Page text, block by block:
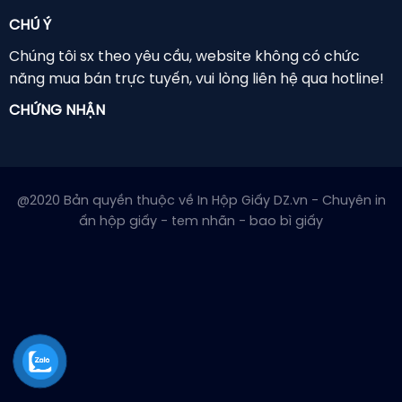
giúp doanh nghiệp tránh các rủi ro pháp lý
như bị phạt, thu hồi sản phẩm. Theo Nghị
định 43/2017/NĐ-CP (được sửa đổi bởi
Hỗ trợ quản lý và kiểm soát:In tem phụ hỗ
trợ cơ quan chức năng trong việc kiểm soát
Tăng cường uy tín doanh nghiệp:
tem phụ đầy đủ theo quy định không chỉ
CHÚ Ý
Chúng tôi sx theo yêu cầu, website không có chức
năng mua bán trực tuyến, vui lòng liên hệ qua hotline!
CHỨNG NHẬN
@2020 Bản quyền thuộc về In Hộp Giấy DZ.vn - Chuyên in
ấn hộp giấy - tem nhãn - bao bì giấy